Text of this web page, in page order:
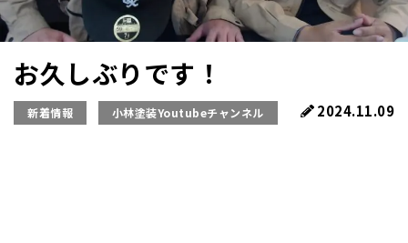
お久しぶりです！
新着情報 小林塗装Youtubeチャンネル 2024.11.09